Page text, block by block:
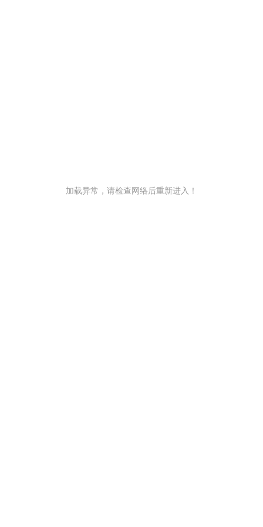
加载异常，请检查网络后重新进入！